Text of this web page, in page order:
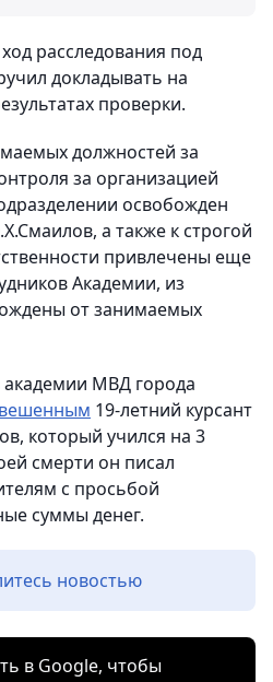
расследования под
докладывать на
проверки.
должностей за
за организацией
освобожден
а также к строгой
привлечены еще
Академии, из
от занимаемых
академии МВД города
19-летний курсант
который учился на 3
смерти он писал
с просьбой
суммы денег.
новостью
в Google, чтобы